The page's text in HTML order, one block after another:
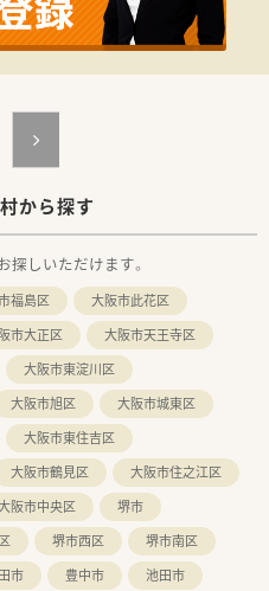
から探す
しいただけます。
福島区
大阪市此花区
市大正区
大阪市天王寺区
大阪市東淀川区
大阪市旭区
大阪市城東区
大阪市東住吉区
大阪市鶴見区
大阪市住之江区
阪市中央区
堺市
堺市西区
堺市南区
市 豊中市
池田市